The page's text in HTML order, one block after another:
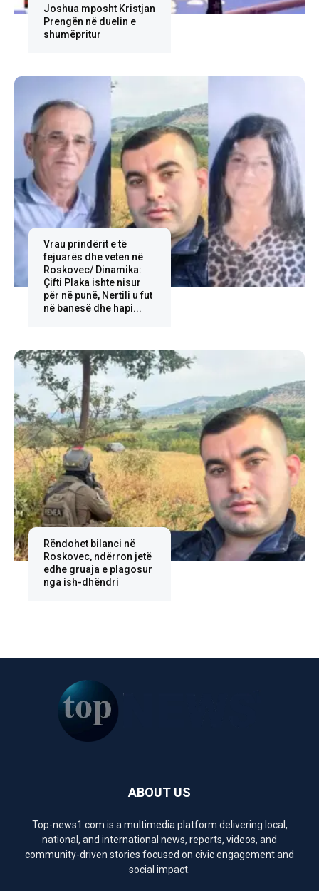
Joshua mposht Kristjan
Prengën në duelin e
shumëpritur
Vrau prindërit e të
fejuarës dhe veten në
Roskovec/ Dinamika:
Çifti Plaka ishte nisur
për në punë, Nertili u fut
në banesë dhe hapi...
Rëndohet bilanci në
Roskovec, ndërron jetë
edhe gruaja e plagosur
nga ish-dhëndri
ABOUT US
Top-news1.com is a multimedia platform delivering local,
national, and international news, reports, videos, and
community-driven stories focused on civic engagement and
social impact.